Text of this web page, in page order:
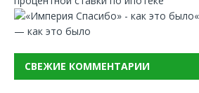
— как это было
СВЕЖИЕ КОММЕНТАРИИ